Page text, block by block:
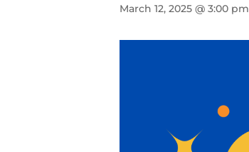
March 12, 2025 @ 3:00 pm